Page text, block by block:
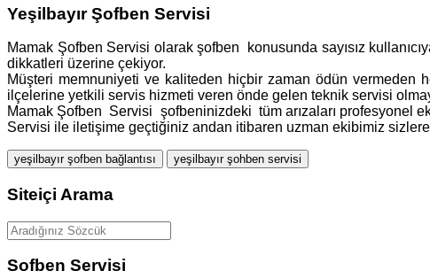
Yeşilbayır Şofben Servisi
Mamak Şofben Servisi olarak şofben konusunda sayısız
dikkatleri üzerine çekiyor.
Müşteri memnuniyeti ve kaliteden hiçbir zaman ödün
ilçelerine yetkili servis hizmeti veren önde gelen teknik servisi
Mamak Şofben Servisi şofbeninizdeki tüm arızaları profesyonel
Servisi ile iletişime geçtiğiniz andan itibaren uzman ekibimiz sizlere
yeşilbayır şofben bağlantısı yeşilbayır şohben servisi
Siteiçi Arama
Şofben Servisi